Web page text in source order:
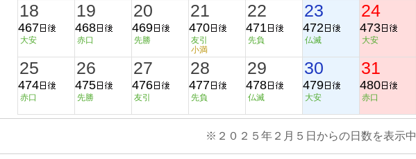
18
467
大安
19
468
赤口
20
469
先勝
21
470
友引
小満
22
471
先負
23
472
仏滅
24
473
大安
25
474
赤口
26
475
先勝
27
476
友引
28
477
先負
29
478
仏滅
30
479
大安
31
480
赤口
※２０２５年２月５日からの日数を表示中